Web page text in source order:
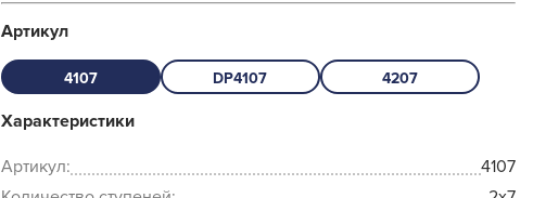
Артикул
4107 DP4107 4207
Характеристики
Артикул:
4107